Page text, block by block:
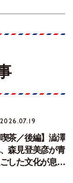
2026.07.19
喫茶／後編】澁澤
森見登美彦が青
した文化が息づ